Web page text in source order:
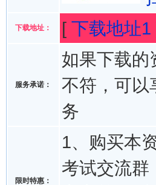
下载地址： [ 下载地址1
服务承诺：
如果下载的
不符，可以
务
限时特惠：
1、购买本
考试交流群